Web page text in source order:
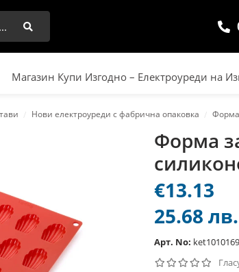
Търси
Магазин Купи Изгодно – Електроуреди на
Нови електроуреди с фабрична опаковка Форма
Форма
€13.13
25.68 лв.
Арт. No: ket1010169